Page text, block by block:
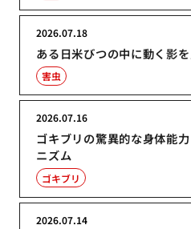
ある日米びつの中に動く影
2026.07.18
害虫
ゴキブリの驚異的な身体能
ニズム
2026.07.16
ゴキブリ
2026.07.14